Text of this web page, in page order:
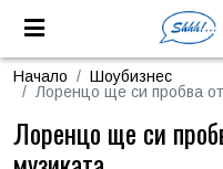
Начало
Шоубизнес
Лоренцо ще си пробва
Лоренцо ще си